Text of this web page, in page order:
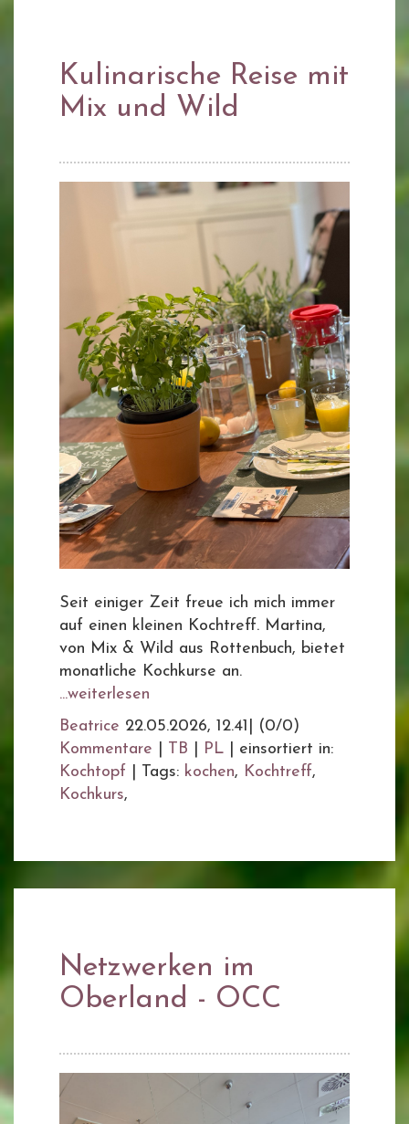
Kulinarische Reise mit
Mix und Wild
Seit einiger Zeit freue ich mich immer
auf einen kleinen Kochtreff. Martina,
von Mix & Wild aus Rottenbuch, bietet
monatliche Kochkurse an.
...weiterlesen
Beatrice 22.05.2026, 12.41
(0/0)
Kommentare
TB PL
einsortiert in:
Kochtopf
Tags: kochen, Kochtreff,
Kochkurs,
Netzwerken im
Oberland - OCC